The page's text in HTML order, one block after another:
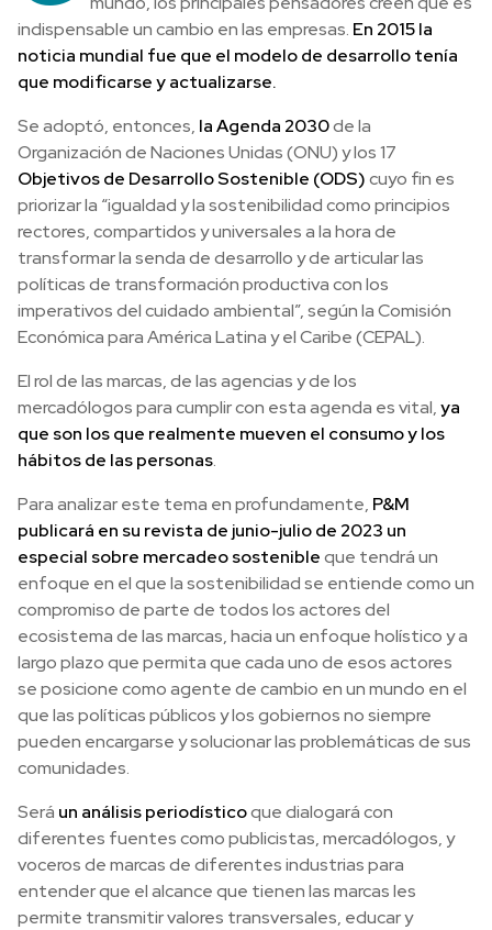
indispensable un cambio en las empresas. En 2015 la
noticia mundial fue que el modelo de desarrollo tenía
que modificarse y actualizarse.
Se adoptó, entonces, la Agenda 2030de la
Organización de Naciones Unidas (ONU) y los 17
Objetivos de Desarrollo Sostenible (ODS)cuyo fin es
priorizar la “igualdad y la sostenibilidad como principios
rectores, compartidos y universales a la hora de
transformar la senda de desarrollo y de articular las
políticas de transformación productiva con los
imperativos del cuidado ambiental”, según la Comisión
Económica para América Latina y el Caribe (CEPAL).
El rol de las marcas, de las agencias y de los
mercadólogos para cumplir con esta agenda es vital,ya
que son los que realmente mueven el consumo y los
hábitos de las personas.
Para analizar este tema en profundamente, P&M
publicará en su revista de junio-julio de 2023 un
especial sobre mercadeo sostenibleque tendrá un
enfoque en el que la sostenibilidad se entiende como un
compromiso de parte de todos los actores del
ecosistema de las marcas, hacia un enfoque holístico y a
largo plazo que permita que cada uno de esos actores
se posicione como agente de cambio en un mundo en el
que las políticas públicos y los gobiernos no siempre
pueden encargarse y solucionar las problemáticas de sus
comunidades.
Será un análisis periodísticoque dialogará con
diferentes fuentes como publicistas, mercadólogos, y
voceros de marcas de diferentes industrias para
entender que el alcance que tienen las marcas les
permite transmitir valores transversales, educar y